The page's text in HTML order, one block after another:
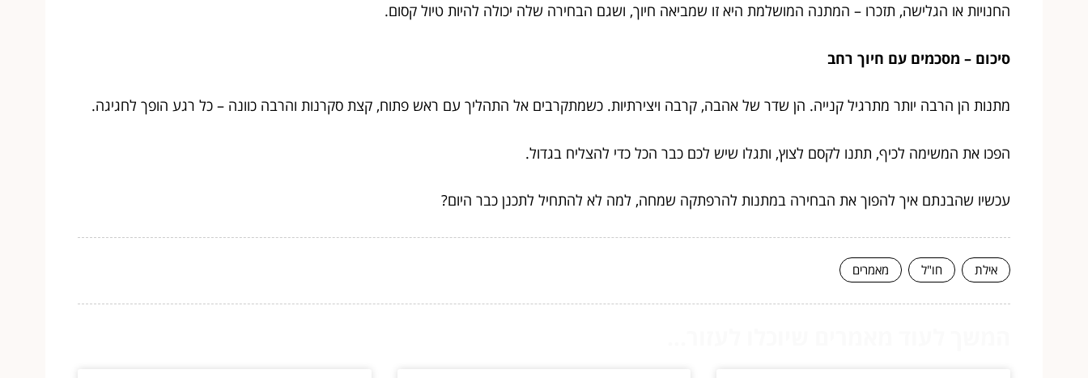
החנויות או הגלישה, תזכרו – המתנה המושלמת היא זו שמביאה חיוך, ושגם הבחירה שלה יכולה להיות טיול קסום.
סיכום – מסכמים עם חיוך רחב
מתנות הן הרבה יותר מתרגיל קנייה. הן שדר של אהבה, קרבה ויצירתיות. כשמתקרבים אל התהליך עם ראש פתוח, קצת סקרנות והרבה כוונה – כל רגע הופך לחגיגה.
הפכו את המשימה לכיף, תתנו לקסם לצוץ, ותגלו שיש לכם כבר הכל כדי להצליח בגדול.
עכשיו שהבנתם איך להפוך את הבחירה במתנות להרפתקה שמחה, למה לא להתחיל לתכנן כבר היום?
אילת חו"ל מאמרים